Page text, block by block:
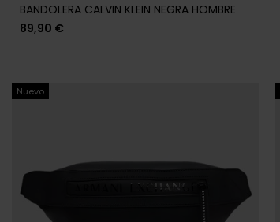
BANDOLERA CALVIN KLEIN NEGRA HOMBRE
89,90 €
Nuevo